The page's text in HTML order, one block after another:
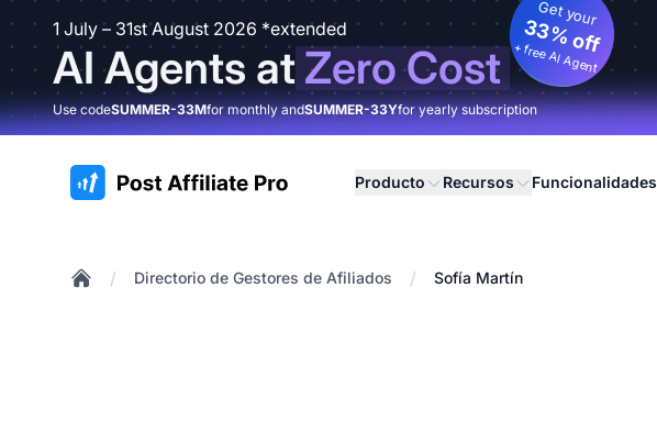
1 July – 31st August 2026 *extended
AI Agents atZero Cost
Get your
33% off
+ free AI Agent
Use codeSUMMER-33Mfor monthly andSUMMER-33Yfor yearly subscription
:site.title Producto Recursos Funcionalidades
/ Directorio de Gestores de Afiliados / Sofía Martín